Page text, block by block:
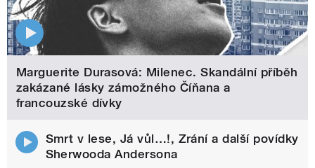
Marguerite Durasová: Milenec. Skandální příběh
zakázané lásky zámožného Číňana a
francouzské dívky
Smrt v lese, Já vůl…!, Zrání a další povídky
Sherwooda Andersona